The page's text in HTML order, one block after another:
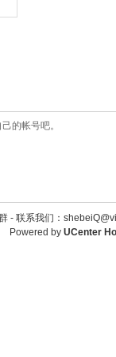
的帐号吧。
- 联系我们：
Powered by UCenter